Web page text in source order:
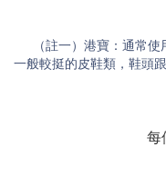
（註一）港寶：通常
一般較挺的皮鞋類，鞋頭
每